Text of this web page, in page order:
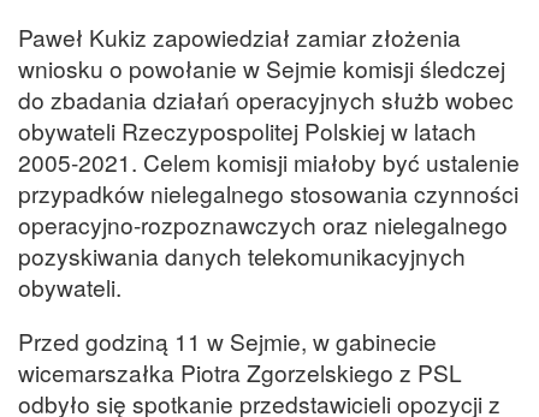
Paweł Kukiz zapowiedział zamiar złożenia
wniosku o powołanie w Sejmie komisji śledczej
do zbadania działań operacyjnych służb wobec
obywateli Rzeczypospolitej Polskiej w latach
2005-2021. Celem komisji miałoby być ustalenie
przypadków nielegalnego stosowania czynności
operacyjno-rozpoznawczych oraz nielegalnego
pozyskiwania danych telekomunikacyjnych
obywateli.
Przed godziną 11 w Sejmie, w gabinecie
wicemarszałka Piotra Zgorzelskiego z PSL
odbyło się spotkanie przedstawicieli opozycji z